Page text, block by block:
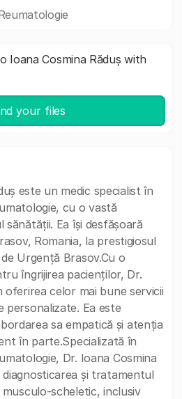
Ioana Cosmina Răduș with
your files
este un medic specialist în
cu o vastă
Ea își desfășoară
Romania, la prestigiosul
Urgență Brasov.Cu o
îngrijirea pacienților, Dr.
oferirea celor mai bune servicii
personalizate. Ea este
sa empatică și atenția
în parte.Specializată în
Dr. Ioana Cosmina
și tratamentul
scheletic, inclusiv